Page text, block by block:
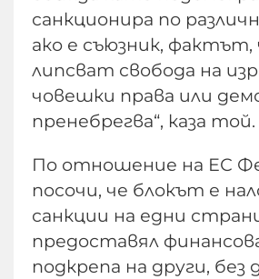
санкционира по
ако е съюзник, фактът,
липсват свобода на
човешки права или
пренебрегва“, каза той.
По отношение на ЕС
посочи, че блокът е
санкции на едни
предоставял
подкрепа на други, без